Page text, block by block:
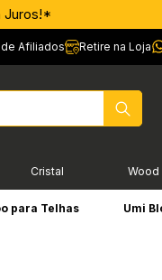
Juros!*
Afiliados Retire na Loja
Cristal Wood
para Telhas Umi